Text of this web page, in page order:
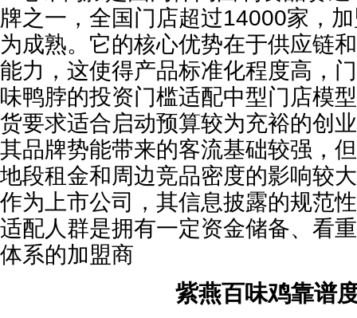
牌之一，全国门店超过14000家，
为成熟。它的核心优势在于供应链
能力，这使得产品标准化程度高，
味鸭脖的投资门槛适配中型门店模
货要求适合启动预算较为充裕的创
其品牌势能带来的客流基础较强，
地段租金和周边竞品密度的影响较
作为上市公司，其信息披露的规范
适配人群是拥有一定资金储备、看
体系的加盟商
紫燕百味鸡靠谱